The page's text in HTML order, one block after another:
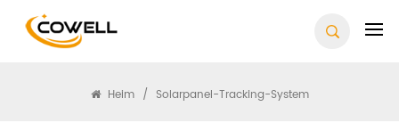
Heim / Solarpanel-Tracking-System